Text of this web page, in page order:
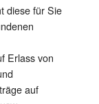
diese für Sie
Erlass von
auf